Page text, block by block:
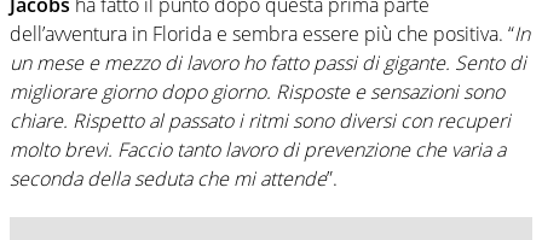
dell’avventura in Florida e sembra essere più che positiva. “In
un mese e mezzo di lavoro ho fatto passi di gigante. Sento di
migliorare giorno dopo giorno. Risposte e sensazioni sono
chiare. Rispetto al passato i ritmi sono diversi con recuperi
molto brevi. Faccio tanto lavoro di prevenzione che varia a
seconda della seduta che mi attende”.